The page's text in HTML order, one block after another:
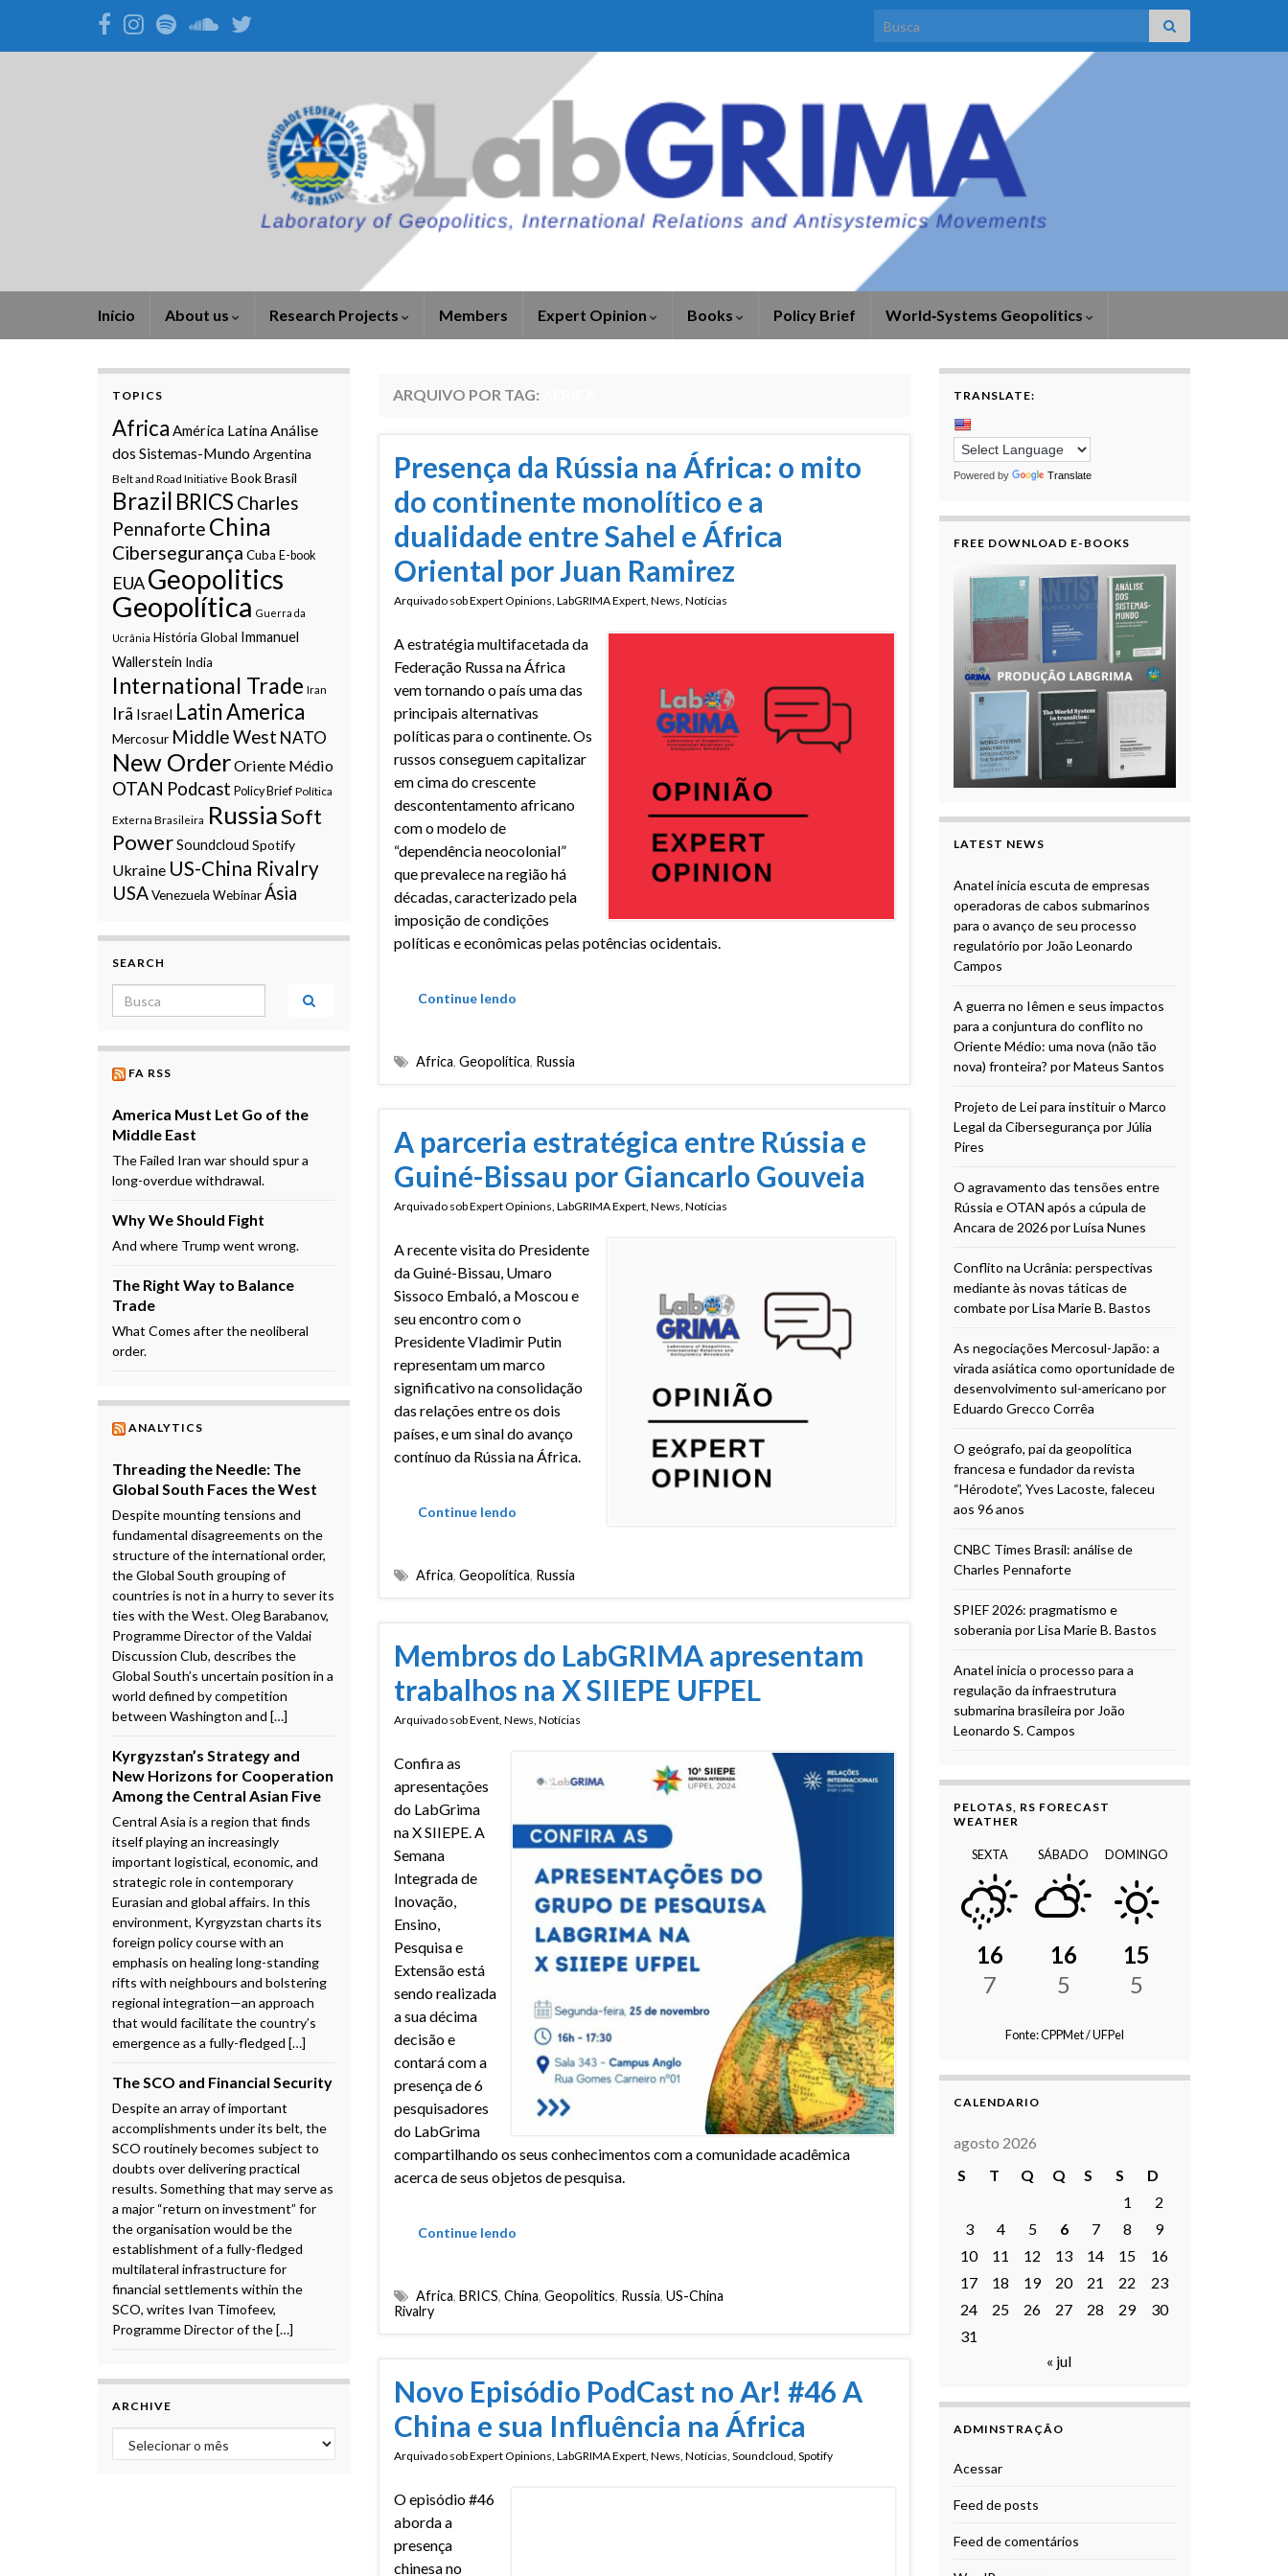
Search for:
Início About us Research Projects Members Expert Opinion Books Policy Brief World‑Systems Geopolitics
ARQUIVO POR TAG:
Presença da Rússia na África: o mito
do continente monolítico e a
dualidade entre Sahel e África
Oriental por Juan Ramirez
Arquivado sobExpert Opinions, LabGRIMA Expert, News, Notícias
A estratégia multifacetada da
Federação Russa na África
vem tornando o país uma das
principais alternativas
políticas para o continente. Os
russos conseguem capitalizar
em cima do crescente
descontentamento africano
com o modelo de
“dependência neocolonial”
que prevalece na região há
décadas, caracterizado pela
imposição de condições
políticas e econômicas pelas potências ocidentais.
Continue lendo
Africa, Geopolítica, Russia
A parceria estratégica entre Rússia e
Guiné-Bissau por Giancarlo Gouveia
Arquivado sobExpert Opinions, LabGRIMA Expert, News, Notícias
A recente visita do Presidente
da Guiné-Bissau, Umaro
Sissoco Embaló, a Moscou e
seu encontro com o
Presidente Vladimir Putin
representam um marco
significativo na consolidação
das relações entre os dois
países, e um sinal do avanço
contínuo da Rússia na África.
Continue lendo
Africa, Geopolítica, Russia
Membros do LabGRIMA apresentam
trabalhos na X SIIEPE UFPEL
Arquivado sobEvent, News, Notícias
Confira as
apresentações
do LabGrima
na X SIIEPE. A
Semana
Integrada de
Inovação,
Ensino,
Pesquisa e
Extensão está
sendo realizada
a sua décima
decisão e
contará com a
presença de 6
pesquisadores
do LabGrima
compartilhando os seus conhecimentos com a comunidade acadêmica
acerca de seus objetos de pesquisa.
Continue lendo
Africa, BRICS, China, Geopolitics, Russia, US-China
Rivalry
Novo Episódio PodCast no Ar! #46 A
China e sua Influência na África
Arquivado sobExpert Opinions, LabGRIMA Expert, News, Notícias, Soundcloud, Spotify
O episódio #46
aborda a
presença
chinesa no
TOPICS
Africa América LatinaAnálise
dos Sistemas-Mundo Argentina
Belt and Road Initiative BookBrasil
Brazil BRICS Charles
Pennaforte China
Cibersegurança Cuba E-book
EUAGeopolitics
Geopolítica Guerra da
Ucrânia História Global Immanuel
Wallerstein India
International Trade Iran
Irã Israel Latin America
Mercosur Middle West NATO
New OrderOriente Médio
OTAN Podcast Policy Brief Política
Externa Brasileira RussiaSoft
PowerSoundcloud Spotify
Ukraine US-China Rivalry
USAVenezuela WebinarÁsia
SEARCH
Search for:
FA RSS
America Must Let Go of the
Middle East
The Failed Iran war should spur a
long-overdue withdrawal.
Why We Should Fight
And where Trump went wrong.
The Right Way to Balance
Trade
What Comes after the neoliberal
order.
ANALYTICS
Threading the Needle: The
Global South Faces the West
Despite mounting tensions and
fundamental disagreements on the
structure of the international order,
the Global South grouping of
countries is not in a hurry to sever its
ties with the West. Oleg Barabanov,
Programme Director of the Valdai
Discussion Club, describes the
Global South’s uncertain position in a
world defined by competition
between Washington and […]
Kyrgyzstan’s Strategy and
New Horizons for Cooperation
Among the Central Asian Five
Central Asia is a region that finds
itself playing an increasingly
important logistical, economic, and
strategic role in contemporary
Eurasian and global affairs. In this
environment, Kyrgyzstan charts its
foreign policy course with an
emphasis on healing long-standing
rifts with neighbours and bolstering
regional integration—an approach
that would facilitate the country’s
emergence as a fully-fledged […]
The SCO and Financial Security
Despite an array of important
accomplishments under its belt, the
SCO routinely becomes subject to
doubts over delivering practical
results. Something that may serve as
a major “return on investment” for
the organisation would be the
establishment of a fully-fledged
multilateral infrastructure for
financial settlements within the
SCO, writes Ivan Timofeev,
Programme Director of the […]
ARCHIVE
Archive
TRANSLATE:
Powered by Translate
FREE DOWNLOAD E-BOOKS
LATEST NEWS
Anatel inicia escuta de empresas
operadoras de cabos submarinos
para o avanço de seu processo
regulatório por João Leonardo
Campos
A guerra no Iêmen e seus impactos
para a conjuntura do conflito no
Oriente Médio: uma nova (não tão
nova) fronteira? por Mateus Santos
Projeto de Lei para instituir o Marco
Legal da Cibersegurança por Júlia
Pires
O agravamento das tensões entre
Rússia e OTAN após a cúpula de
Ancara de 2026 por Luísa Nunes
Conflito na Ucrânia: perspectivas
mediante às novas táticas de
combate por Lisa Marie B. Bastos
As negociações Mercosul-Japão: a
virada asiática como oportunidade de
desenvolvimento sul-americano por
Eduardo Grecco Corrêa
O geógrafo, pai da geopolítica
francesa e fundador da revista
“Hérodote”, Yves Lacoste, faleceu
aos 96 anos
CNBC Times Brasil: análise de
Charles Pennaforte
SPIEF 2026: pragmatismo e
soberania por Lisa Marie B. Bastos
Anatel inicia o processo para a
regulação da infraestrutura
submarina brasileira por João
Leonardo S. Campos
PELOTAS, RS FORECAST
WEATHER
SEXTA
16
7
SÁBADO
16
5
DOMINGO
15
5
Fonte: CPPMet / UFPel
CALENDARIO
agosto 2026
S
T Q Q S S
D
1
2
3
4 5 6 7 8
9
10
11 12 13 14 15
16
17
18 19 20 21 22
23
24
25 26 27 28 29
30
31
« jul
ADMINSTRAÇÃO
Acessar
Feed de posts
Feed de comentários